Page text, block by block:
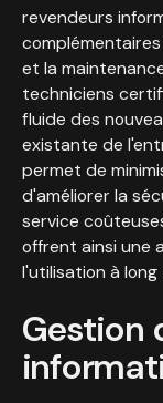
revendeurs
et la
techniciens
fluide des
existante de
permet de
d'améliorer la
service
offrent ainsi une
l'utilisation à
Gestion